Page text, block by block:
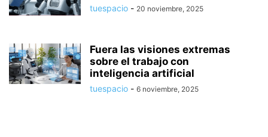
tuespacio - 20 noviembre, 2025
Fuera las visiones extremas
sobre el trabajo con
inteligencia artificial
tuespacio - 6 noviembre, 2025